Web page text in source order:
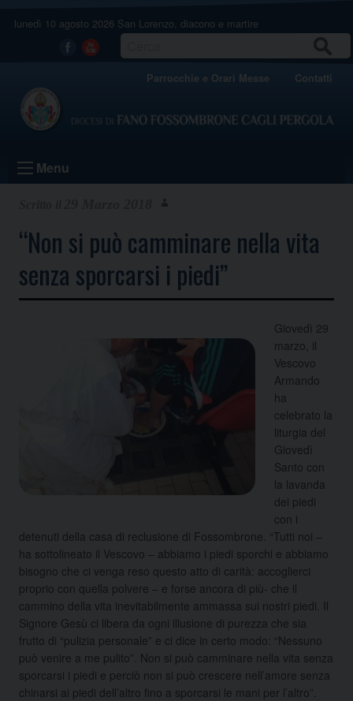
lunedì 10 agosto 2026 San Lorenzo, diacono e martire
Facebook
Youtube
Parrocchie e Orari Messe Contatti
Menu
“Non si può camminare nella vita
senza sporcarsi i piedi”
Giovedì 29
marzo, il
Vescovo
Armando
ha
celebrato la
liturgia del
Giovedì
Santo con
la lavanda
dei piedi
con i
detenuti della casa di reclusione di Fossombrone. “Tutti noi –
ha sottolineato il Vescovo – abbiamo i piedi sporchi e abbiamo
bisogno che ci venga reso questo atto di carità: accoglierci
proprio con quella polvere – e forse ancora di più- che il
cammino della vita inevitabilmente ammassa sui nostri piedi. Il
Signore Gesù ci libera da ogni illusione di purezza che sia
frutto di “pulizia personale” e ci dice in certo modo: “Nessuno
può venire a me pulito”. Non si può camminare nella vita senza
sporcarsi i piedi e perciò non si può crescere nell’amore senza
chinarsi ai piedi dell’altro fino a sporcarsi le mani per l’altro”.